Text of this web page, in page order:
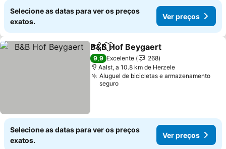
Selecione as datas para ver os preços
exatos.
Ver preços
PartilharAdicionar aos favoritos
B&B Hof Beygaert
9,9 Excelente
268
Aalst, a 10.8 km de Herzele
Aluguel de bicicletas e armazenamento
seguro
Selecione as datas para ver os preços
exatos.
Ver preços